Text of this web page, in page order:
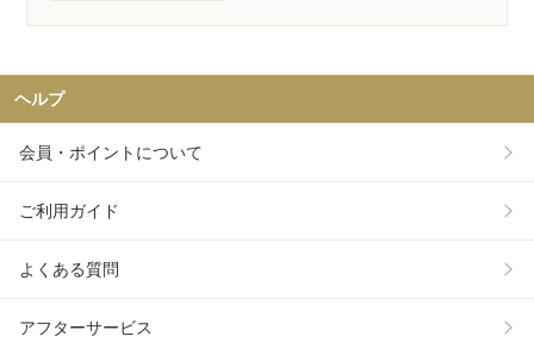
ヘルプ
会員・ポイントについて
ご利用ガイド
よくある質問
アフターサービス